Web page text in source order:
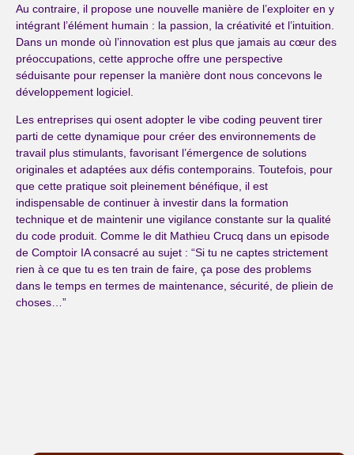
Au contraire, il propose une nouvelle manière de l’exploiter en y
intégrant l’élément humain : la passion, la créativité et l’intuition.
Dans un monde où l’innovation est plus que jamais au cœur des
préoccupations, cette approche offre une perspective
séduisante pour repenser la manière dont nous concevons le
développement logiciel.
Les entreprises qui osent adopter le vibe coding peuvent tirer
parti de cette dynamique pour créer des environnements de
travail plus stimulants, favorisant l’émergence de solutions
originales et adaptées aux défis contemporains. Toutefois, pour
que cette pratique soit pleinement bénéfique, il est
indispensable de continuer à investir dans la formation
technique et de maintenir une vigilance constante sur la qualité
du code produit. Comme le dit Mathieu Crucq dans un episode
de Comptoir IA consacré au sujet : “Si tu ne captes strictement
rien à ce que tu es ten train de faire, ça pose des problems
dans le temps en termes de maintenance, sécurité, de pliein de
choses…”